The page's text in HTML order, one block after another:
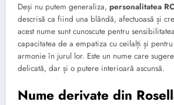
Deși nu putem generaliza, personalitatea
descrisă ca fiind una blândă, afectuoasă și
acest nume sunt cunoscute pentru
capacitatea de a empatiza cu ceilalți și
armonie în jurul lor. Este un nume care
delicată, dar și o putere interioară ascunsă.
Nume derivate din